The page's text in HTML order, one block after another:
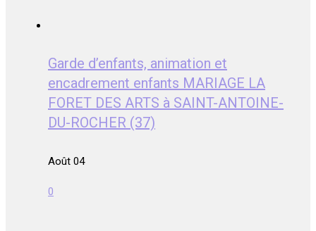
Garde d’enfants, animation et
encadrement enfants MARIAGE LA
FORET DES ARTS à SAINT-ANTOINE-
DU-ROCHER (37)
Août 04
0